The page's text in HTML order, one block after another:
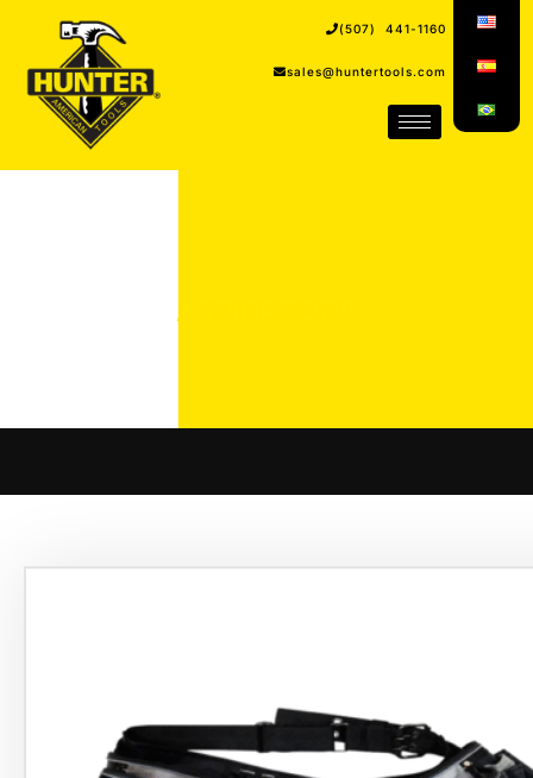
(507) 441-1160
sales@huntertools.com
ASPIRADORA